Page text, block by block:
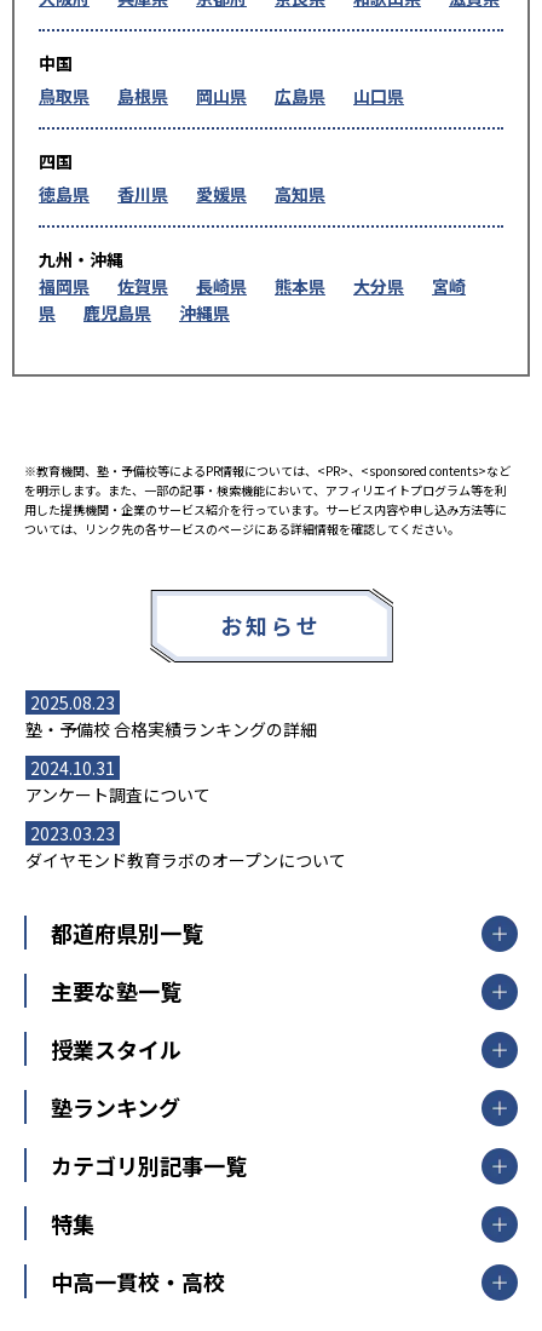
中国
鳥取県
島根県 岡山県 広島県 山口県
四国
徳島県
香川県 愛媛県 高知県
九州・沖縄
福岡県
佐賀県 長崎県 熊本県 大分県
宮崎
県
鹿児島県 沖縄県
※教育機関、塾・予備校等によるPR情報については、<PR>、<sponsored contents>など
を明示します。また、一部の記事・検索機能において、アフィリエイトプログラム等を利
用した提携機関・企業のサービス紹介を行っています。サービス内容や申し込み方法等に
ついては、リンク先の各サービスのページにある詳細情報を確認してください。
お知らせ
2025.08.23
塾・予備校 合格実績ランキングの詳細
2024.10.31
アンケート調査について
2023.03.23
ダイヤモンド教育ラボのオープンについて
都道府県別一覧
北海道・東北
山形県
福島県
関東
東京都
神奈川県
茨城県
栃木県
群馬県
新潟県
中部
愛知県
静岡県
長野県
主要な塾一覧
【掲載塾一覧を見る】
東京個別指導学院
明光義塾
個別教室のトライ
武田塾
授業スタイル
個別指導
オンライン指導
塾ランキング
中学受験ランキング
カテゴリ別記事一覧
中学受験
大学受験
特集
開成番長直伝！子どもの受験を成功させる方法
中高一貫校・高校